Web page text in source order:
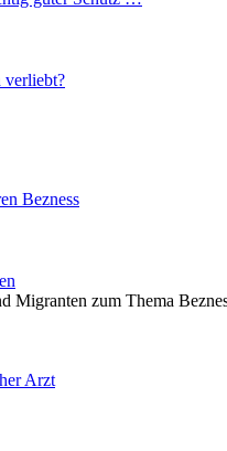
verliebt?
Bezness
Migranten zum Thema
Arzt